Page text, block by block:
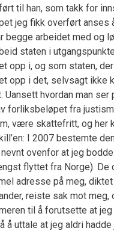
til han, som takk for
jeg fikk overført anses
begge arbeidet med og
staten i
opp i, og som staten,
opp i det, selvsagt ikke
Uansett hvordan man ser
forliksbeløpet fra
være skattefritt, og her
I 2007 bestemte
ovenfor at jeg
flyttet fra Norge). De
adresse på meg,
reiste sak mot meg,
til å forutsette at
å uttale at jeg aldri